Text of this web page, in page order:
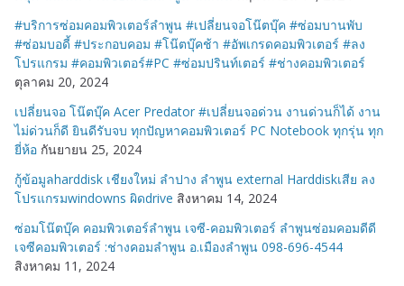
#บริการซ่อมคอมพิวเตอร์ลำพูน #เปลี่ยนจอโน๊ตบุ๊ค #ซ่อมบานพับ
#ซ่อมบอดี้ #ประกอบคอม #โน๊ตบุ๊คช้า #อัพเกรดคอมพิวเตอร์ #ลง
โปรแกรม #คอมพิวเตอร์#PC #ซ่อมปรินท์เตอร์ #ช่างคอมพิวเตอร์
ตุลาคม 20, 2024
เปลี่ยนจอ โน๊ตบุ๊ค Acer Predator #เปลี่ยนจอด่วน งานด่วนก็ได้ งาน
ไม่ด่วนก็ดี ยินดีรับจบ ทุกปัญหาคอมพิวเตอร์ PC Notebook ทุกรุ่น ทุก
ยี่ห้อ กันยายน 25, 2024
กู้ข้อมูลharddisk เชียงใหม่ ลำปาง ลำพูน external Harddiskเสีย ลง
โปรแกรมwindowns ผิดdrive สิงหาคม 14, 2024
ซ่อมโน๊ตบุ๊ค คอมพิวเตอร์ลำพูน เจซี-คอมพิวเตอร์ ลำพูนซ่อมคอมดีดี
เจซีคอมพิวเตอร์ :ช่างคอมลำพูน อ.เมืองลำพูน 098-696-4544
สิงหาคม 11, 2024